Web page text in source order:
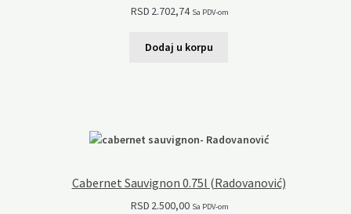
RSD 2.702,74 Sa PDV-om
Dodaj u korpu
Cabernet Sauvignon 0.75l (Radovanović)
RSD 2.500,00 Sa PDV-om